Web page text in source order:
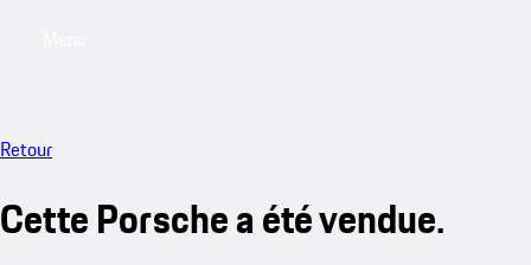
Retour
Cette Porsche a été vendue.